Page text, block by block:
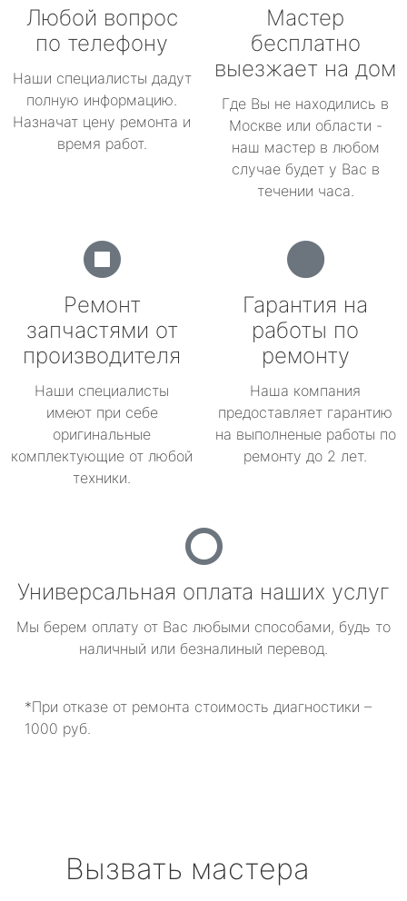
Любой вопрос
по телефону
Наши специалисты дадут
полную информацию.
Назначат цену ремонта и
время работ.
Мастер
бесплатно
выезжает на дом
Где Вы не находились в
Москве или области -
наш мастер в любом
случае будет у Вас в
течении часа.
Ремонт
запчастями от
производителя
Наши специалисты
имеют при себе
оригинальные
комплектующие от любой
техники.
Гарантия на
работы по
ремонту
Наша компания
предоставляет гарантию
на выполненые работы по
ремонту до 2 лет.
Универсальная оплата наших услуг
Мы берем оплату от Вас любыми способами, будь то
наличный или безналиный перевод.
*При отказе от ремонта стоимость диагностики –
1000 руб.
Вызвать мастера